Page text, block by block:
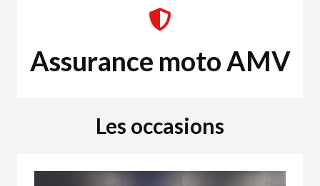
Assurance moto AMV
Les occasions